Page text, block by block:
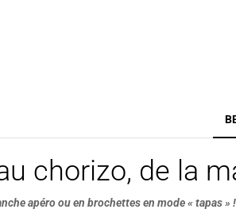
chorizo, de la
apéro ou en brochettes en mode « tapas » !